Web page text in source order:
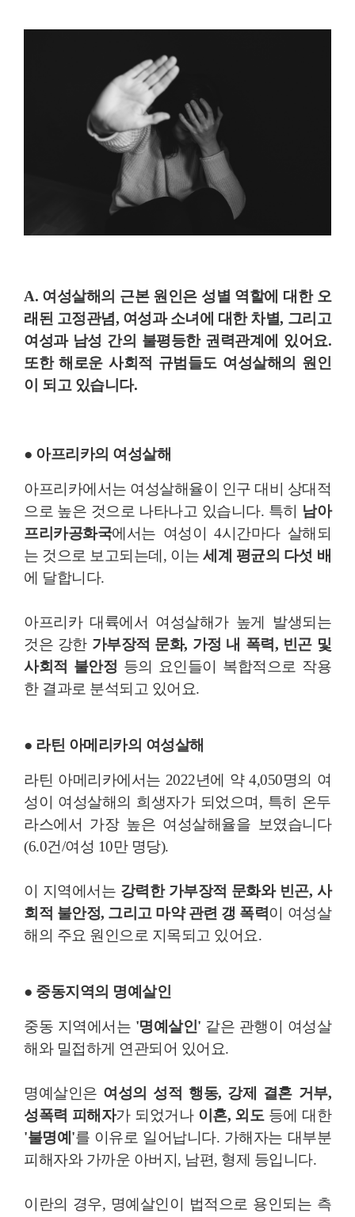
A. 여성살해의 근본 원인은 성별 역할에 대한 오
래된 고정관념, 여성과 소녀에 대한 차별, 그리고
여성과 남성 간의 불평등한 권력관계 에 있어요.
또한해로운 사회적 규범 들도 여성살해의 원인
이 되고 있습니다.
● 아프리카의 여성살해
아프리카에서는 여성살해율이 인구 대비 상대적
으로 높은 것으로 나타나고 있습니다. 특히 남아
프리카공화국에서는 여성이 4시간마다 살해되
는 것으로 보고되는데, 이는세계 평균의 다섯 배
에 달합니다​​.
아프리카 대륙에서 여성살해가 높게 발생되는
것은 강한 가부장적 문화, 가정 내 폭력, 빈곤 및
사회적 불안정 등의 요인들이 복합적으로 작용
한 결과로 분석되고 있어요.
● 라틴 아메리카의 여성살해
라틴 아메리카에서는 2022년에 약 4,050명의 여
성이 여성살해의 희생자가 되었으며, 특히 온두
라스에서 가장 높은 여성살해율을 보였습니다
(6.0건/여성 10만 명당)​​.
이 지역에서는 강력한 가부장적 문화와 빈곤, 사
회적 불안정, 그리고 마약 관련 갱 폭력 이 여성살
해의 주요 원인으로 지목되고 있어요.
● 중동지역의 명예살인
중동 지역에서는 '명예살인' 같은 관행이 여성살
해와 밀접하게 연관되어 있어요.
명예살인은 여성의 성적 행동, 강제 결혼 거부,
성폭력 피해자가 되었거나 이혼, 외도 등에 대한
'불명예'를 이유로 일어납니다. 가해자는 대부분
피해자와 가까운 아버지, 남편, 형제 등입니다.
이란의 경우, 명예살인이 법적으로 용인되는 측